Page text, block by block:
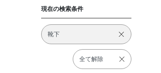
現在の検索条件
靴下
全て解除